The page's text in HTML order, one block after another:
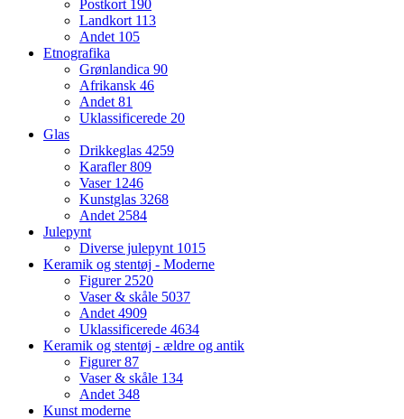
Postkort 190
Landkort 113
Andet 105
Etnografika
Grønlandica 90
Afrikansk 46
Andet81
Uklassificerede 20
Glas
Drikkeglas 4259
Karafler809
Vaser 1246
Kunstglas 3268
Andet2584
Julepynt
Diverse julepynt 1015
Keramik og stentøj - Moderne
Figurer2520
Vaser & skåle 5037
Andet4909
Uklassificerede 4634
Keramik og stentøj - ældre og antik
Figurer87
Vaser & skåle 134
Andet348
Kunst moderne